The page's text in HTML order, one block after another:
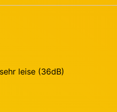
leise (36dB)